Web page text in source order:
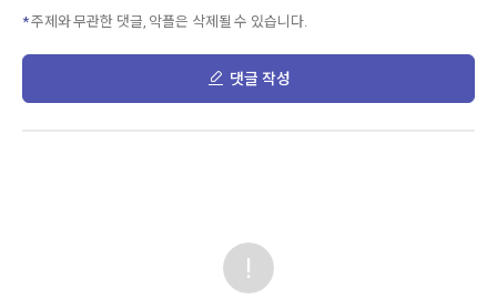
주제와 무관한 댓글, 악플은 삭제될 수 있습니다.
댓글 작성